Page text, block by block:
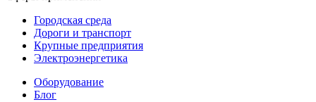
Городская среда
Дороги и транспорт
Крупные предприятия
Электроэнергетика
Оборудование
Блог